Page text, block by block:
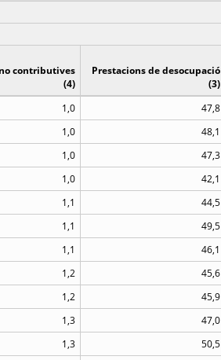
contributives
(4)
Prestacions de desocupació
(3)
1,0 47,8
1,0 48,1
1,0 47,3
1,0 42,1
1,1 44,5
1,1 49,5
1,1 46,1
1,2 45,6
1,2 45,9
1,3 47,0
1,3 50,5